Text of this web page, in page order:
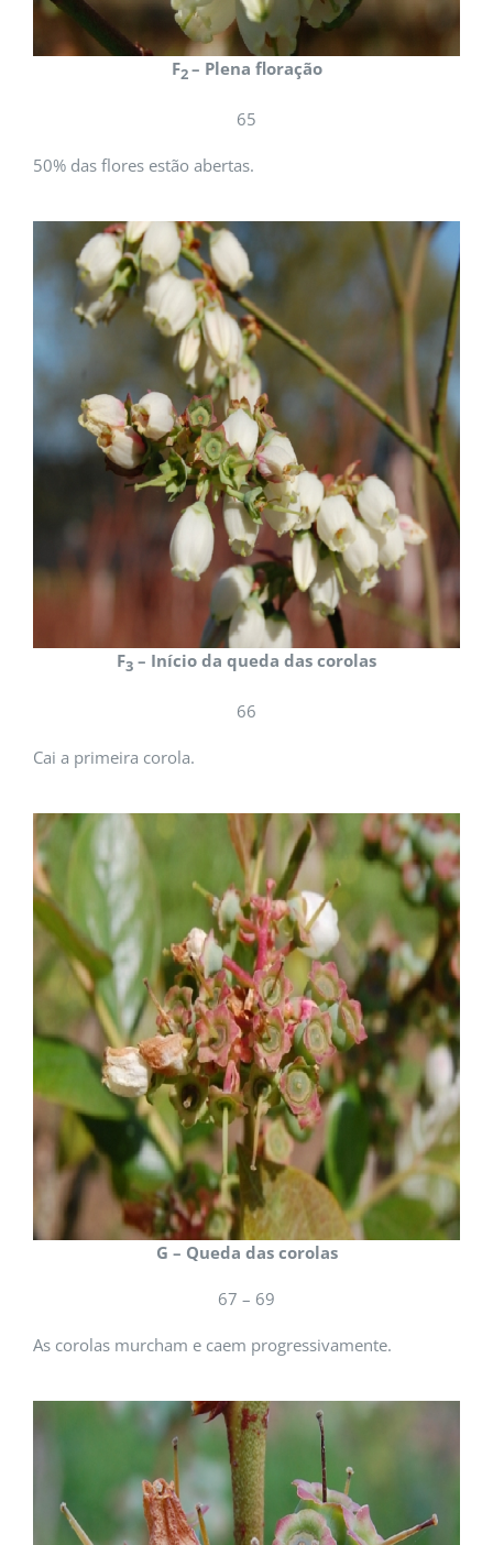
F2– Plena floração
65
50% das flores estão abertas.
F3 – Início da queda das corolas
66
Cai a primeira corola.
G – Queda das corolas
67 – 69
As corolas murcham e caem progressivamente.